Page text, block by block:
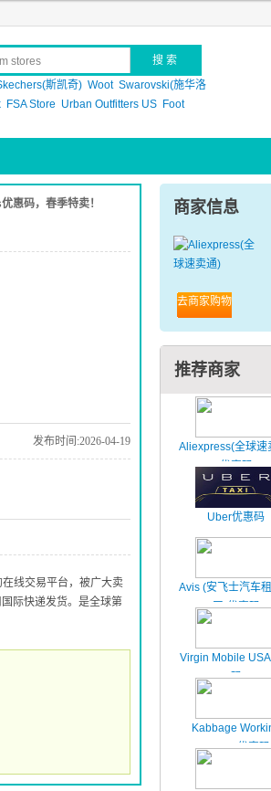
斯凯奇) Woot Swarovski(施华洛
FSA Store Urban Outfitters US Foot
惠码，春季特卖！
发布时间:2026-04-19
线交易平台，被广大卖
际快递发货。是全球第
商家信息
去商家购物
推荐商家
Aliexpress(全球速
优惠码
Uber优惠码
Avis (安飞士汽车
司)优惠码
Virgin Mobile
码
Kabbage
Capital优惠码